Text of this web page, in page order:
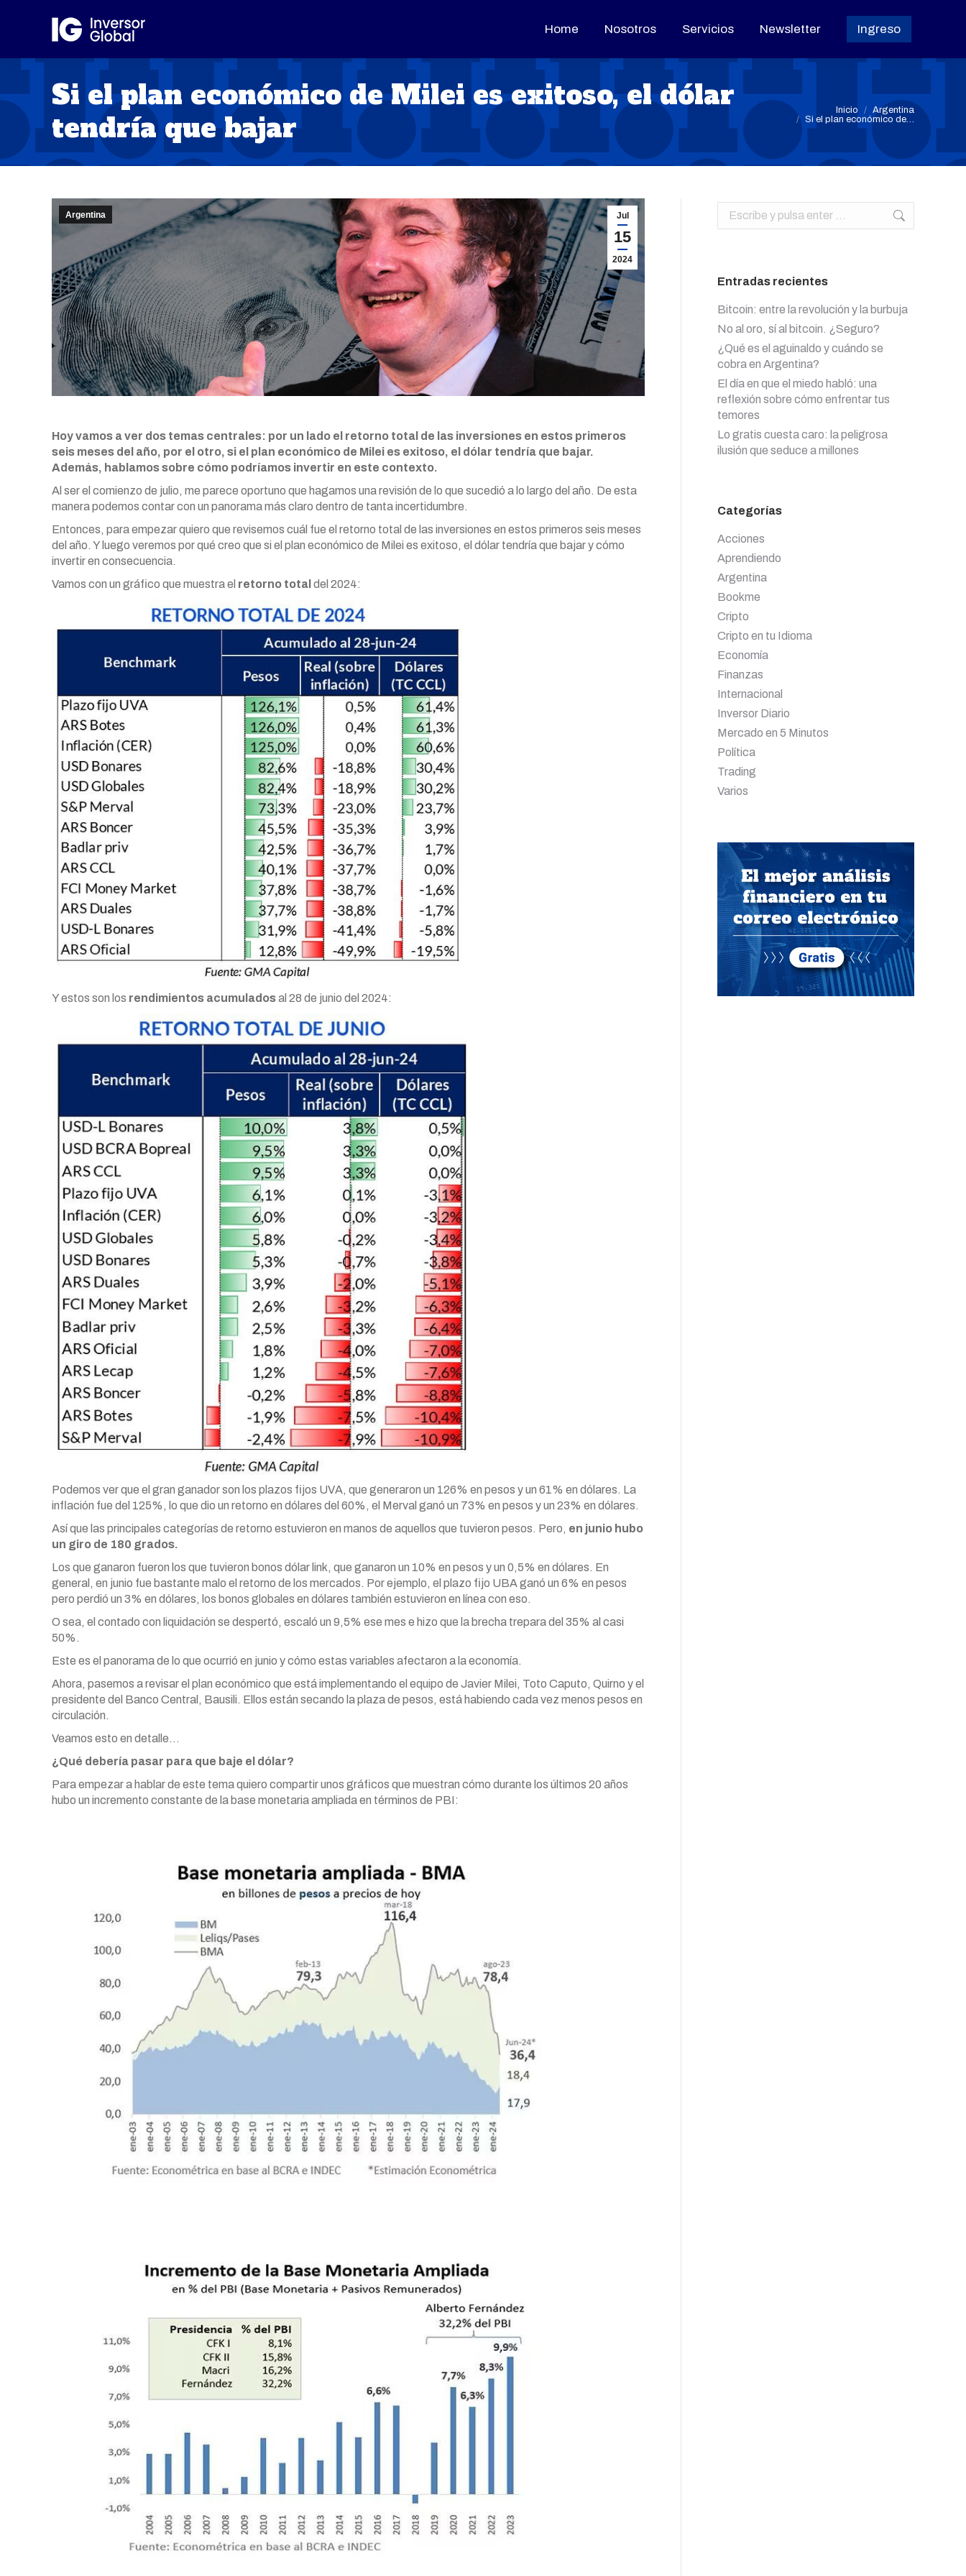
Home Nosotros Servicios Newsletter Ingreso
Si el plan económico de Milei es exitoso, el dólar
tendría que bajar
Estás aquí: Inicio
Argentina
Si el plan económico de…
Jul
15
2024
Argentina
Hoy vamos a ver dos temas centrales: por un lado el retorno total de las inversiones en estos primeros
seis meses del año, por el otro, si el plan económico de Milei es exitoso, el dólar tendría que bajar.
Además, hablamos sobre cómo podríamos invertir en este contexto.
Al ser el comienzo de julio, me parece oportuno que hagamos una revisión de lo que sucedió a lo largo del año. De esta
manera podemos contar con un panorama más claro dentro de tanta incertidumbre.
Entonces, para empezar quiero que revisemos cuál fue el retorno total de las inversiones en estos primeros seis meses
del año. Y luego veremos por qué creo que si el plan económico de Milei es exitoso, el dólar tendría que bajar y cómo
invertir en consecuencia.
Vamos con un gráfico que muestra el retorno total del 2024:
Y estos son los rendimientos acumuladosal 28 de junio del 2024:
Podemos ver que el gran ganador son los plazos fijos UVA, que generaron un 126% en pesos y un 61% en dólares. La
inflación fue del 125%, lo que dio un retorno en dólares del 60%, el Merval ganó un 73% en pesos y un 23% en dólares.
Así que las principales categorías de retorno estuvieron en manos de aquellos que tuvieron pesos. Pero, en junio hubo
un giro de 180 grados.
Los que ganaron fueron los que tuvieron bonos dólar link, que ganaron un 10% en pesos y un 0,5% en dólares. En
general, en junio fue bastante malo el retorno de los mercados. Por ejemplo, el plazo fijo UBA ganó un 6% en pesos
pero perdió un 3% en dólares, los bonos globales en dólares también estuvieron en línea con eso.
O sea, el contado con liquidación se despertó, escaló un 9,5% ese mes e hizo que la brecha trepara del 35% al casi
50%.
Este es el panorama de lo que ocurrió en junio y cómo estas variables afectaron a la economía.
Ahora, pasemos a revisar el plan económico que está implementando el equipo de Javier Milei, Toto Caputo, Quirno y el
presidente del Banco Central, Bausili. Ellos están secando la plaza de pesos, está habiendo cada vez menos pesos en
circulación.
Veamos esto en detalle…
¿Qué debería pasar para que baje el dólar?
Para empezar a hablar de este tema quiero compartir unos gráficos que muestran cómo durante los últimos 20 años
hubo un incremento constante de la base monetaria ampliada en términos de PBI:
Buscar:
Entradas recientes
Bitcoin: entre la revolución y la burbuja
No al oro, sí al bitcoin. ¿Seguro?
¿Qué es el aguinaldo y cuándo se
cobra en Argentina?
El día en que el miedo habló: una
reflexión sobre cómo enfrentar tus
temores
Lo gratis cuesta caro: la peligrosa
ilusión que seduce a millones
Categorías
Acciones
Aprendiendo
Argentina
Bookme
Cripto
Cripto en tu Idioma
Economía
Finanzas
Internacional
Inversor Diario
Mercado en 5 Minutos
Política
Trading
Varios
Home Nosotros Servicios Newsletter Ingreso